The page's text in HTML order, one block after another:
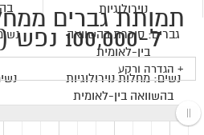
נוירולוגיות
גברים: סוכרת בהשוואה
בין-לאומית
נשים: מחלות נוירולוגיות
בהשוואה בין-לאומית
תמותת גברים
ל-100,000 נפש (2000–2015)
+ הגדרה ורקע